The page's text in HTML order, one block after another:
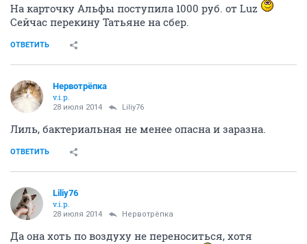
На карточку Альфы поступила 1000 руб. от Luz
Сейчас перекину Татьяне на сбер.
ОТВЕТИТЬ
Нервотрёпка
v.i.p.
28 июля 2014 Liliy76
Лиль, бактериальная не менее опасна и заразна.
ОТВЕТИТЬ
Liliy76
v.i.p.
28 июля 2014 Нервотрёпка
Да она хоть по воздуху не переноситься, хотя